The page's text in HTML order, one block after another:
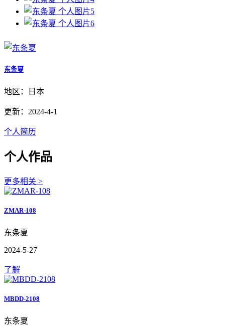
东条夏
地区：日本
更新：2024-4-1
个人简历
个人作品
更多相关 >
ZMAR-108
东条夏
2024-5-27
了解
MBDD-2108
东条夏